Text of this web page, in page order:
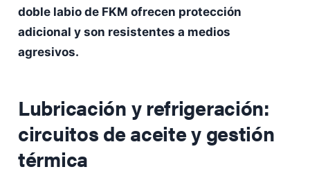
doble labio de FKM ofrecen protección
adicional y son resistentes a medios
agresivos.
Lubricación y refrigeración:
circuitos de aceite y gestión
térmica